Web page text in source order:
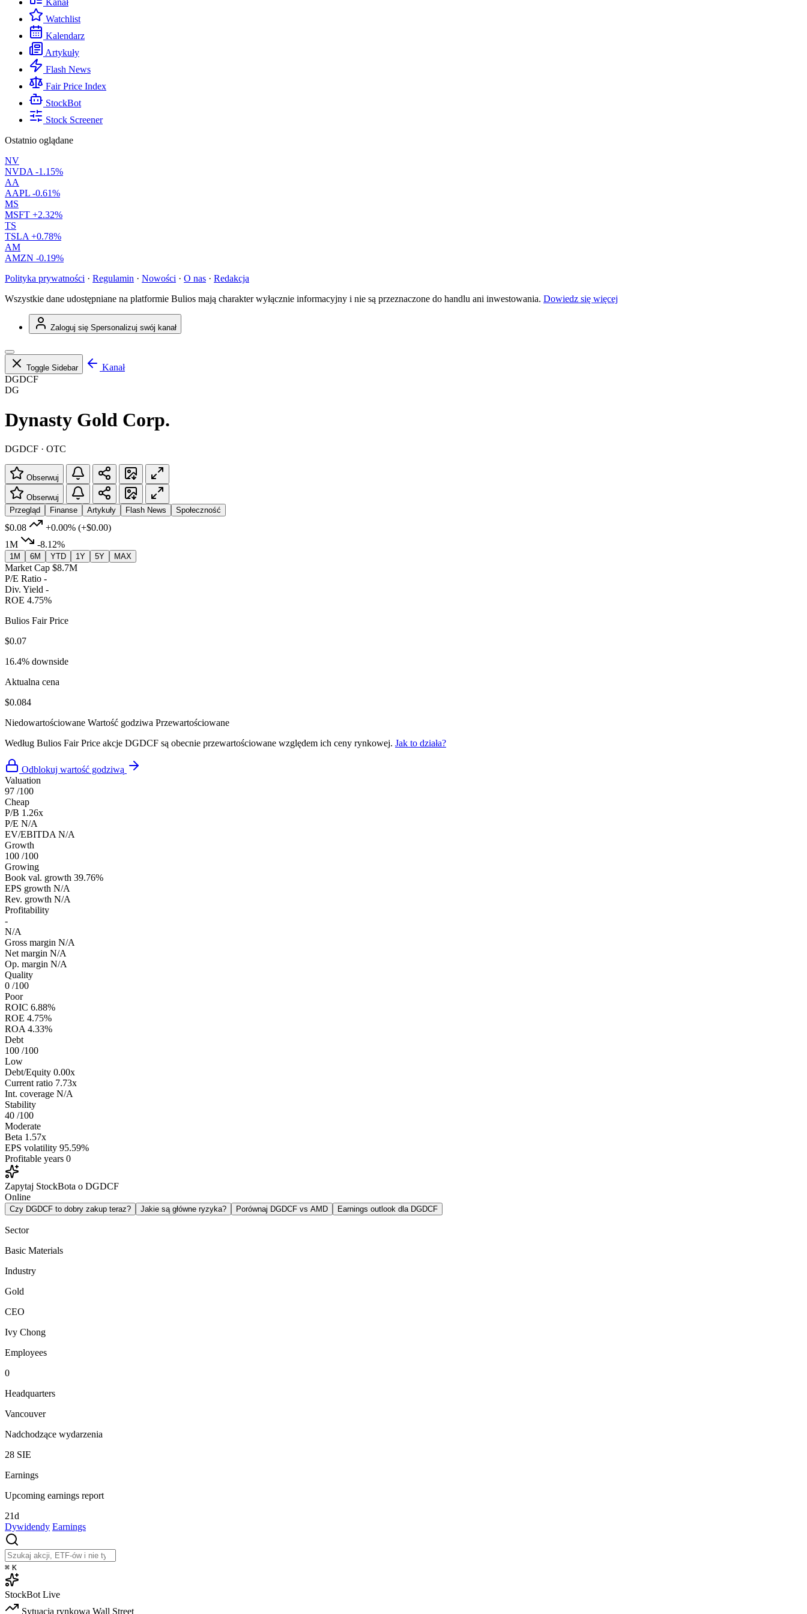
Kanał
Watchlist
Kalendarz
Artykuły
Flash News
Fair Price Index
StockBot
Stock Screener
Ostatnio oglądane
NV
NVDA -1.15%
AA
AAPL -0.61%
MS
MSFT +2.32%
TS
TSLA +0.78%
AM
AMZN -0.19%
Polityka prywatności · Regulamin · Nowości · O nas · Redakcja
Wszystkie dane udostępniane na platformie Bulios mają charakter wyłącznie informacyjny i nie są przeznaczone do handlu ani inwestowania. Dowiedz się więcej
Zaloguj się Spersonalizuj swój kanał
Toggle Sidebar
Kanał
DGDCF
DG
Dynasty Gold Corp.
DGDCF · OTC
Obserwuj
Obserwuj
Przegląd
Finanse Artykuły Flash News Społeczność
$0.08 +0.00% (+$0.00)
1M
-8.12%
1M 6M YTD 1Y 5Y MAX
Market Cap $8.7M
P/E Ratio -
Div. Yield -
ROE 4.75%
Bulios Fair Price
$0.07
16.4% downside
Aktualna cena
$0.084
Niedowartościowane Wartość godziwa Przewartościowane
Według Bulios Fair Price akcje DGDCF są obecnie przewartościowane względem ich ceny rynkowej. Jak to działa?
Odblokuj wartość godziwą
Valuation
97 /100
Cheap
P/B 1.26x
P/E N/A
EV/EBITDA N/A
Growth
100 /100
Growing
Book val. growth 39.76%
EPS growth N/A
Rev. growth N/A
Profitability
-
N/A
Gross margin N/A
Net margin N/A
Op. margin N/A
Quality
0 /100
Poor
ROIC 6.88%
ROE 4.75%
ROA 4.33%
Debt
100 /100
Low
Debt/Equity 0.00x
Current ratio 7.73x
Int. coverage N/A
Stability
40 /100
Moderate
Beta 1.57x
EPS volatility 95.59%
Profitable years 0
Zapytaj StockBota o DGDCF
Online
Czy DGDCF to dobry zakup teraz? Jakie są główne ryzyka? Porównaj DGDCF vs AMD Earnings outlook dla DGDCF
Sector
Basic Materials
Industry
Gold
CEO
Ivy Chong
Employees
0
Headquarters
Vancouver
Nadchodzące wydarzenia
28 SIE
Earnings
Upcoming earnings report
21d
Dywidendy Earnings
⌘ K
StockBot Live
Sytuacja rynkowa Wall Street